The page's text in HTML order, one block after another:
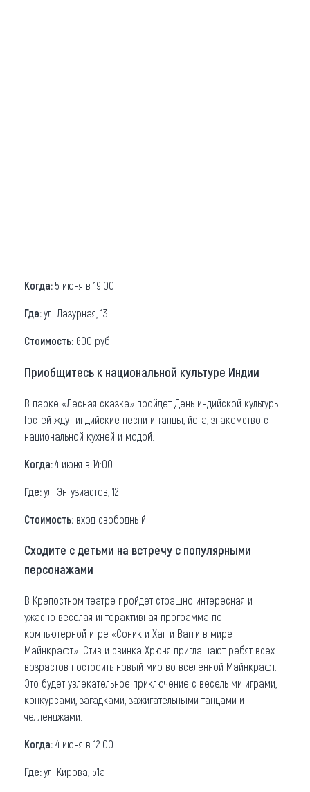
Когда: 5 июня в 19.00
Где:ул. Лазурная, 13
Стоимость: 600 руб.
Приобщитесь к национальной культуре Индии
В парке «Лесная сказка» пройдет День индийской культуры.
Гостей ждут индийские песни и танцы, йога, знакомство с
национальной кухней и модой.
Когда:4 июня в 14:00
Где:ул. Энтузиастов, 12
Стоимость: вход свободный
Сходите с детьми на встречу с популярными
персонажами
В Крепостном театре пройдет страшно интересная и
ужасно веселая интерактивная программа по
компьютерной игре «Соник и Хагги Вагги в мире
Майнкрафт». Стив и свинка Хрюня приглашают ребят всех
возрастов построить новый мир во вселенной Майнкрафт.
Это будет увлекательное приключение с веселыми играми,
конкурсами, загадками, зажигательными танцами и
челленджами.
Когда: 4 июня в 12.00
Где:ул. Кирова, 51а